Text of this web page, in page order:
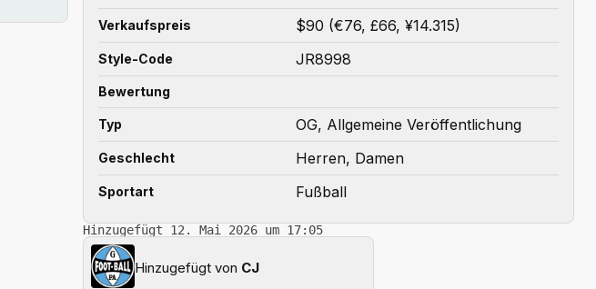
Verkaufspreis $90 (€76, £66, ¥14.315)
Style-Code JR8998
Bewertung
Typ OG, Allgemeine Veröffentlichung
Geschlecht Herren, Damen
Sportart Fußball
Hinzugefügt 12. Mai 2026 um 17:05
Hinzugefügt von CJ